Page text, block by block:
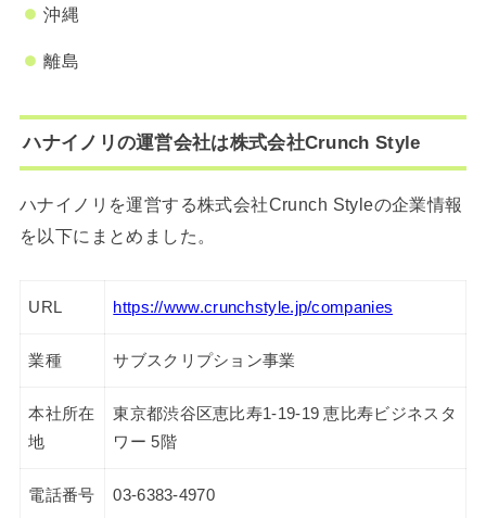
沖縄
離島
ハナイノリの運営会社は株式会社Crunch Style
ハナイノリを運営する株式会社Crunch Styleの企業情報
を以下にまとめました。
URL https://www.crunchstyle.jp/companies
業種 サブスクリプション事業
本社所在
地
東京都渋谷区恵比寿1-19-19 恵比寿ビジネスタ
ワー 5階
電話番号 03-6383-4970